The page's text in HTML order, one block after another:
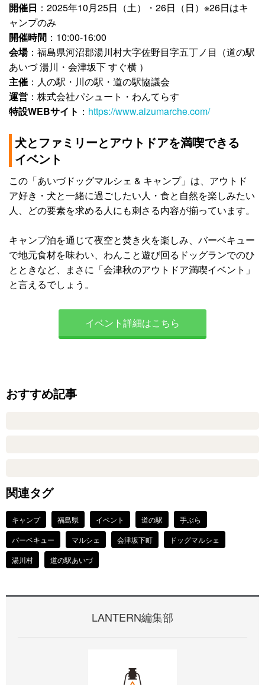
開催日 ：2025年10月25日（土）・26日（日）※26日はキ
ャンプのみ
開催時間 ：10:00-16:00
会場：福島県河沼郡湯川村大字佐野目字五丁ノ目（道の駅
あいづ 湯川・会津坂下 すぐ横 ）
主催 ：人の駅・川の駅・道の駅協議会
運営 ：株式会社パシュート・わんてらす
特設WEBサイト ： https://www.aizumarche.com/
犬とファミリーとアウトドアを満喫できる
イベント
この「あいづドッグマルシェ & キャンプ」は、アウトド
ア好き・犬と一緒に過ごしたい人・食と自然を楽しみたい
人、どの要素を求める人にも刺さる内容が揃っています。
キャンプ泊を通じて夜空と焚き火を楽しみ、バーベキュー
で地元食材を味わい、わんこと遊び回るドッグランでのひ
とときなど、まさに「会津秋のアウトドア満喫イベント」
と言えるでしょう。
イベント詳細はこちら
おすすめ記事
関連タグ
キャンプ 福島県 イベント 道の駅
手ぶら
バーベキュー
マルシェ 会津坂下町
ドッグマルシェ
湯川村
道の駅あいづ
LANTERN編集部